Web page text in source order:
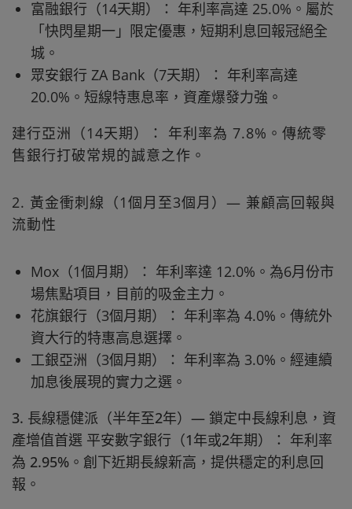
富融銀行（14天期）： 年利率高達 25.0%。屬於
「快閃星期一」限定優惠，短期利息回報冠絕全
城。
眾安銀行 ZA Bank（7天期）： 年利率高達
20.0%。短線特惠息率，資產爆發力強。
建行亞洲（14天期）： 年利率為 7.8%。傳統零
售銀行打破常規的誠意之作。
2. 黃金衝刺線（1個月至3個月）— 兼顧高回報與
流動性
Mox（1個月期）： 年利率達 12.0%。為6月份市
場焦點項目，目前的吸金主力。
花旗銀行（3個月期）： 年利率為 4.0%。傳統外
資大行的特惠高息選擇。
工銀亞洲（3個月期）： 年利率為 3.0%。經連續
加息後展現的實力之選。
3. 長線穩健派（半年至2年）— 鎖定中長線利息，資
產增值首選 平安數字銀行（1年或2年期）： 年利率
為 2.95%。創下近期長線新高，提供穩定的利息回
報。